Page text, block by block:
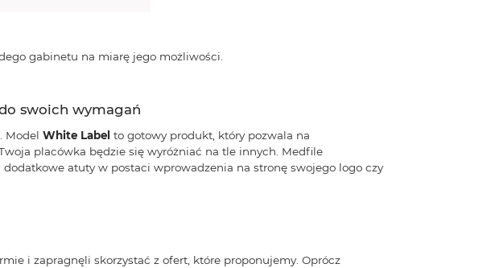
gabinetu na miarę jego możliwości.
swoich wymagań
Model White Label to gotowy produkt, który pozwala na
placówka będzie się wyróżniać na tle innych. Medfile
atuty w postaci wprowadzenia na stronę swojego logo czy
i zapragnęli skorzystać z ofert, które proponujemy. Oprócz